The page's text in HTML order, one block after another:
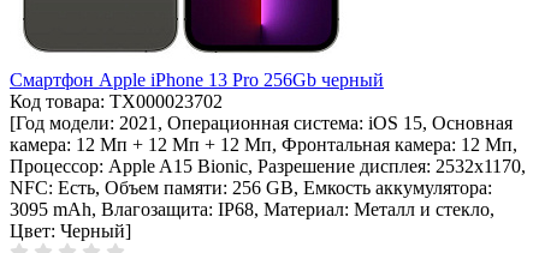
Смартфон Apple iPhone 13 Pro 256Gb черный
Код товара: ТХ000023702
[Год модели: 2021, Операционная система: iOS 15, Основная
камера: 12 Мп + 12 Мп + 12 Мп, Фронтальная камера: 12 Мп,
Процессор: Apple A15 Bionic, Разрешение дисплея: 2532х1170,
NFC: Есть, Объем памяти: 256 GB, Емкость аккумулятора:
3095 mAh, Влагозащита: IP68, Материал: Металл и стекло,
Цвет: Черный]